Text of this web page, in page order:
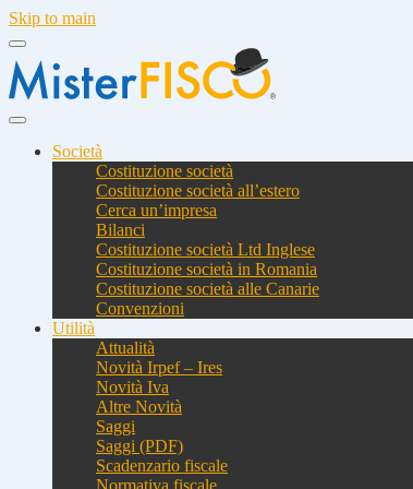
Skip to main
Società
Costituzione società
Costituzione società all’estero
Cerca un’impresa
Bilanci
Costituzione società Ltd Inglese
Costituzione società in Romania
Costituzione società alle Canarie
Convenzioni
Utilità
Attualità
Novità Irpef – Ires
Novità Iva
Altre Novità
Saggi
Saggi (PDF)
Scadenzario fiscale
Normativa fiscale